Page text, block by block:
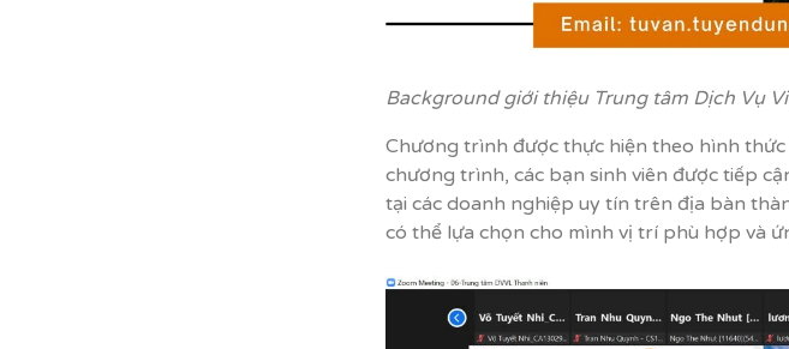
Background giới thiệu Trung tâm Dịch Vụ
Chương trình được thực hiện theo hình
chương trình, các bạn sinh viên được tiếp
tại các doanh nghiệp uy tín trên địa bàn
có thể lựa chọn cho mình vị trí phù hợp và